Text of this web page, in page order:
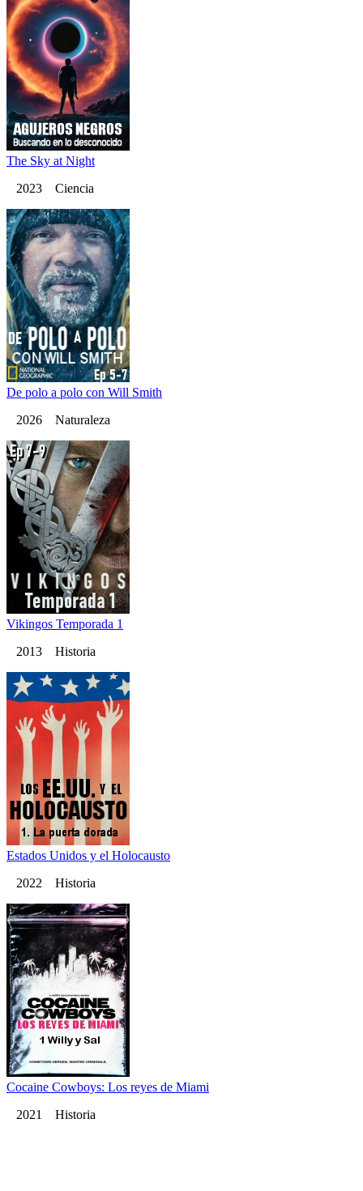
The Sky at Night
2023 Ciencia
De polo a polo con Will Smith
2026 Naturaleza
Vikingos Temporada 1
2013 Historia
Estados Unidos y el Holocausto
2022 Historia
Cocaine Cowboys: Los reyes de Miami
2021 Historia